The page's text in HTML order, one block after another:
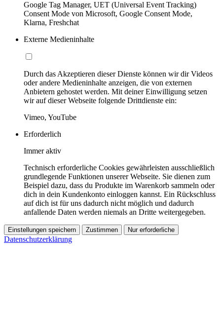
Google Tag Manager, UET (Universal Event Tracking)
Consent Mode von Microsoft, Google Consent Mode,
Klarna, Freshchat
Externe Medieninhalte
Durch das Akzeptieren dieser Dienste können wir dir Videos
oder andere Medieninhalte anzeigen, die von externen
Anbietern gehostet werden. Mit deiner Einwilligung setzen
wir auf dieser Webseite folgende Drittdienste ein:
Vimeo, YouTube
Erforderlich
Immer aktiv
Technisch erforderliche Cookies gewährleisten ausschließlich
grundlegende Funktionen unserer Webseite. Sie dienen zum
Beispiel dazu, dass du Produkte im Warenkorb sammeln oder
dich in dein Kundenkonto einloggen kannst. Ein Rückschluss
auf dich ist für uns dadurch nicht möglich und dadurch
anfallende Daten werden niemals an Dritte weitergegeben.
Einstellungen speichern Zustimmen Nur erforderliche
Datenschutzerklärung